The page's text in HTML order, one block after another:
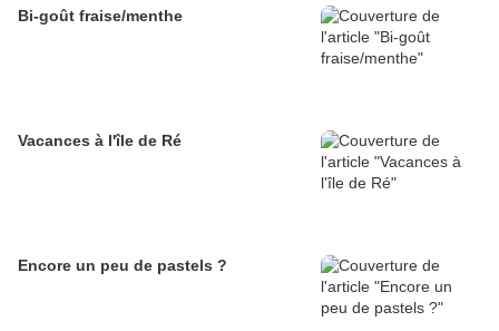
Bi-goût fraise/menthe
Vacances à l'île de Ré
Encore un peu de pastels ?